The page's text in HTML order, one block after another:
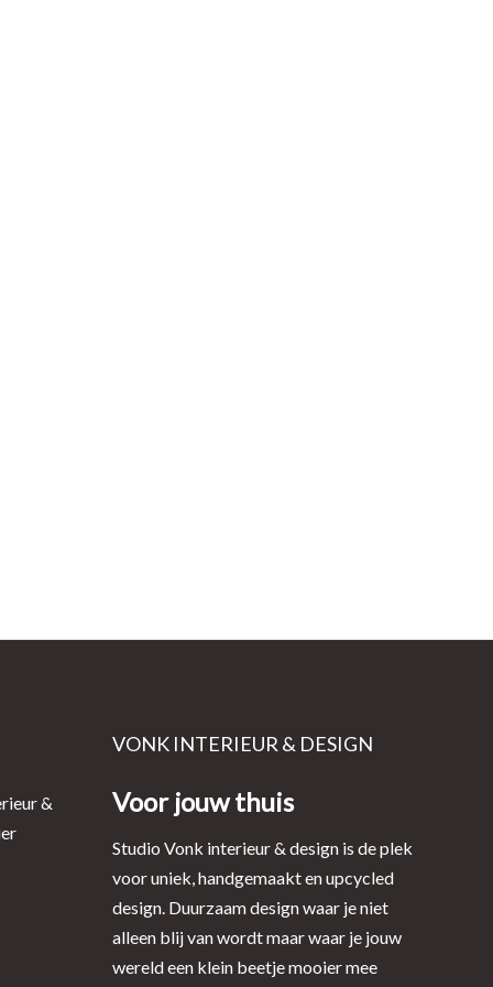
&
VONK INTERIEUR & DESIGN
Voor jouw thuis
Studio Vonk interieur & design is de plek
voor uniek, handgemaakt en upcycled
design. Duurzaam design waar je niet
alleen blij van wordt maar waar je jouw
wereld een klein beetje mooier mee